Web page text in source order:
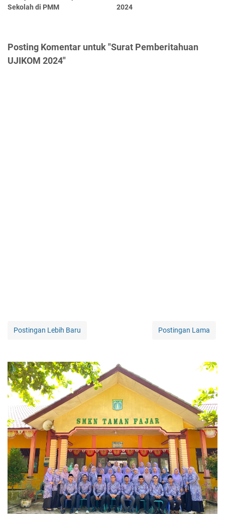
Sekolah di PMM
2024
Posting Komentar untuk "Surat Pemberitahuan
UJIKOM 2024"
Postingan Lebih Baru Postingan Lama